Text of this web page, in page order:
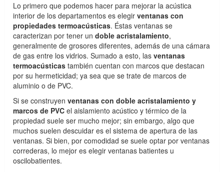
Lo primero que podemos hacer para mejorar la acústica
interior de los departamentos es elegirventanas con
propiedades termoacústicas. Éstas ventanas se
caracterizan por tener undoble acristalamiento,
generalmente de grosores diferentes, además de una cámara
de gas entre los vidrios. Sumado a esto, lasventanas
termoacústicastambién cuentan con marcos que destacan
por su hermeticidad; ya sea que se trate de marcos de
aluminio o de PVC.
Si se construyenventanas con doble acristalamiento y
marcos de PVCel aislamiento acústico y térmico de la
propiedad suele ser mucho mejor; sin embargo, algo que
muchos suelen descuidar es el sistema de apertura de las
ventanas. Si bien, por comodidad se suele optar por ventanas
correderas, lo mejor es elegir ventanas batientes u
oscilobatientes.